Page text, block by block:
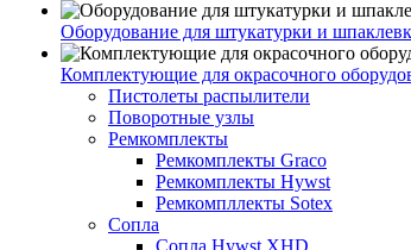
Оборудование для штукатурки и
Комплектующие для окрасочного
Пистолеты распылители
Поворотные узлы
Ремкомплекты
Ремкомплекты Graco
Ремкомплекты Hywst
Ремкомпллекты Sotex
Сопла
Сопла Hywst XHD